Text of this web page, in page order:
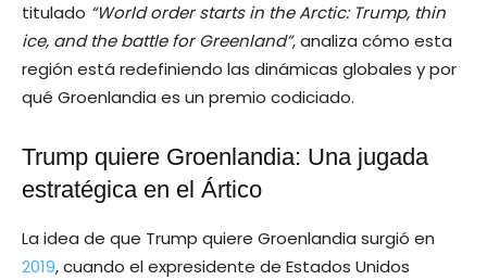
titulado “World order starts in the Arctic: Trump, thin
ice, and the battle for Greenland”, analiza cómo esta
región está redefiniendo las dinámicas globales y por
qué Groenlandia es un premio codiciado.
Trump quiere Groenlandia: Una jugada
estratégica en el Ártico
La idea de que Trump quiere Groenlandia surgió en
2019, cuando el expresidente de Estados Unidos